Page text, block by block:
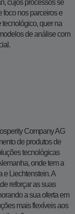
cujos processos se
foco nos parceiros e
tecnológico, quer na
de análise com
Company AG
de produtos de
tecnológicas
onde tem a
e Liechtenstein. A
reforçar as suas
a sua oferta em
mais flexíveis aos